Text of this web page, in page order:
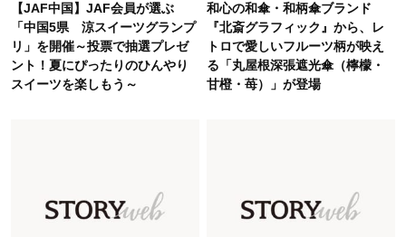
Fashion 2026.6.26
初夏はこれさえあれば！40代は【淡色ワンピ】
で即涼しげ＆上品見え〈3選〉
Fashion 2026.6.25
【JAF中国】JAF会員が選ぶ
「中国5県 涼スイーツグランプ
リ」を開催～投票で抽選プレゼ
ント！夏にぴったりのひんやり
スイーツを楽しもう～
和心の和傘・和柄傘ブランド
『北斎グラフィック』から、レ
トロで愛しいフルーツ柄が映え
る「丸屋根深張遮光傘（檸檬・
甘橙・苺）」が登場